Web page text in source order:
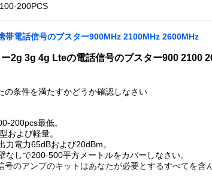
100-200PCS
電話信号のブスター900MHz 2100MHz 2600MHz
2g 3g 4g Lteの電話信号のブスター900 2100
の条件を満たすかどうか確認しなさい
200pcs最低。
および軽量。
電力65dBおよび20dBm。
しで200-500平方メートルをカバーしなさい。
のアンプのキットはあなたが必要とするすべてを含